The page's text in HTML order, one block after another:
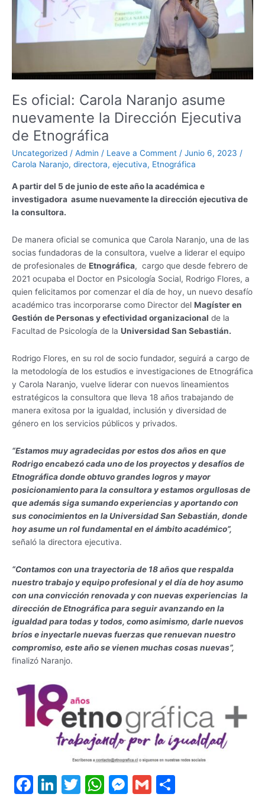
Es oficial: Carola Naranjo asume
nuevamente la Dirección Ejecutiva
de Etnográfica
Uncategorized / Admin / Leave a Comment / Junio 6, 2023 /
Carola Naranjo, directora, ejecutiva, Etnográfica
A partir del 5 de junio de este año la académica e
investigadora asume nuevamente la dirección ejecutiva de
la consultora.
De manera oficial se comunica que Carola Naranjo, una de las
socias fundadoras de la consultora, vuelve a liderar el equipo
de profesionales de Etnográfica, cargo que desde febrero de
2021 ocupaba el Doctor en Psicología Social, Rodrigo Flores, a
quien felicitamos por comenzar el día de hoy, un nuevo desafío
académico tras incorporarse como Director del Magíster en
Gestión de Personas y efectividad organizacional de la
Facultad de Psicología de la Universidad San Sebastián.
Rodrigo Flores, en su rol de socio fundador, seguirá a cargo de
la metodología de los estudios e investigaciones de Etnográfica
y Carola Naranjo, vuelve liderar con nuevos lineamientos
estratégicos la consultora que lleva 18 años trabajando de
manera exitosa por la igualdad, inclusión y diversidad de
género en los servicios públicos y privados.
“Estamos muy agradecidas por estos dos años en que
Rodrigo encabezó cada uno de los proyectos y desafíos de
Etnográfica donde obtuvo grandes logros y mayor
posicionamiento para la consultora y estamos orgullosas de
que además siga sumando experiencias y aportando con
sus conocimientos en la Universidad San Sebastián, donde
hoy asume un rol fundamental en el ámbito académico”,
señaló la directora ejecutiva.
“Contamos con una trayectoria de 18 años que respalda
nuestro trabajo y equipo profesional y el día de hoy asumo
con una convicción renovada y con nuevas experiencias la
dirección de Etnográfica para seguir avanzando en la
igualdad para todas y todos, como asimismo, darle nuevos
bríos e inyectarle nuevas fuerzas que renuevan nuestro
compromiso, este año se vienen muchas cosas nuevas”,
finalizó Naranjo.
F
Li T
W M G
la
Dirección
Ejecutiva
de